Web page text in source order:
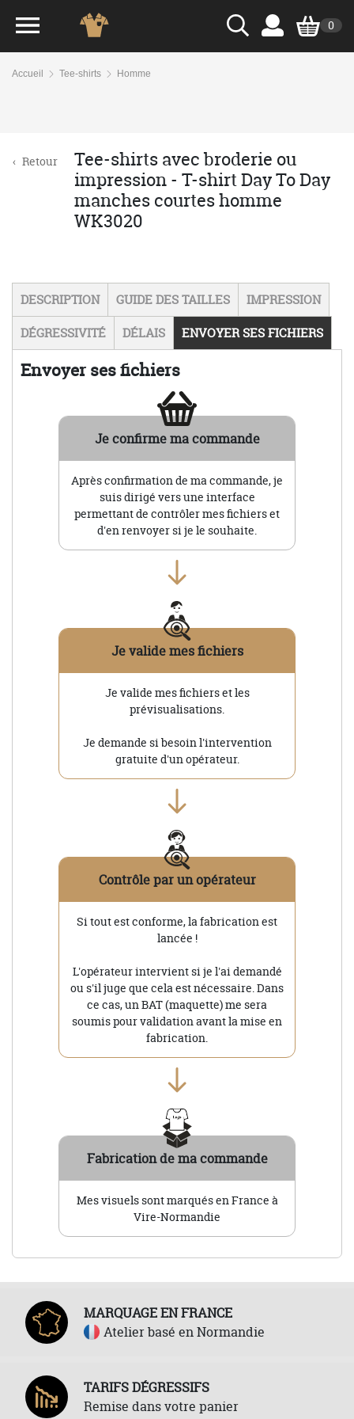
0
Accueil Tee-shirts Homme
‹ Retour
Tee-shirts avec broderie ou
impression - T-shirt Day To Day
manches courtes homme
WK3020
DESCRIPTION GUIDE DES TAILLES
IMPRESSION
DÉGRESSIVITÉ
DÉLAIS ENVOYER SES FICHIERS
Envoyer ses fichiers
Je confirme ma commande
Après confirmation de ma commande, je
suis dirigé vers une interface
permettant de contrôler mes fichiers et
d'en renvoyer si je le souhaite.
Je valide mes fichiers
Je valide mes fichiers et les
prévisualisations.
Je demande si besoin l'intervention
gratuite d'un opérateur.
Contrôle par un opérateur
Si tout est conforme, la fabrication est
lancée !
L'opérateur intervient si je l'ai demandé
ou s'il juge que cela est nécessaire. Dans
ce cas, un BAT (maquette) me sera
soumis pour validation avant la mise en
fabrication.
Fabrication de ma commande
Mes visuels sont marqués en France à
Vire-Normandie
MARQUAGE EN FRANCE
Atelier basé en Normandie
TARIFS DÉGRESSIFS
Remise dans votre panier